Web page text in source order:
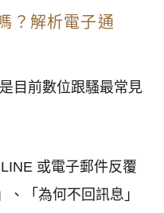
？解析電子通
目前數位跟騷最常見
或電子郵件反覆
「為何不回訊息」